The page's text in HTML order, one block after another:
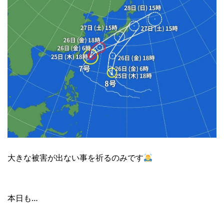
大きな被害が出ない事を祈るのみです
本日も…